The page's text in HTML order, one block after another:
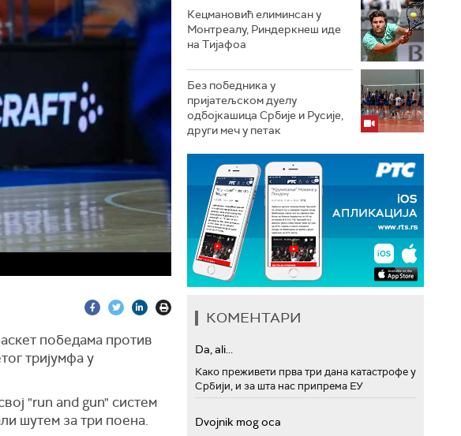
победама против
тријумфа у
"run and gun" систем
шутем за три поена.
Кецмановић елиминсан у
Монтреалу, Риндеркнеш иде
на Тијафоа
Без победника у
пријатељском дуелу
одбојкашица Србије и Русије,
други меч у петак
КОМЕНТАРИ
Da, ali...
Како преживети прва три дана катастрофе у
Србији, и за шта нас припрема ЕУ
Dvojnik mog oca